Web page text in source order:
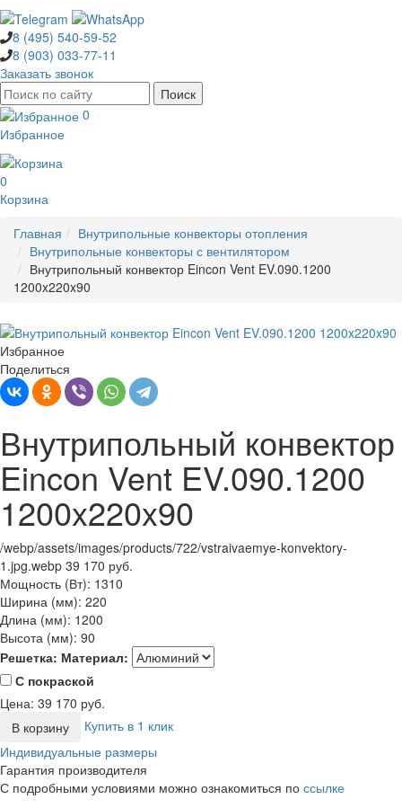
8 (495) 540-59-52
8 (903) 033-77-11
Заказать звонок
0
Избранное
0
Корзина
Главная
Внутрипольные конвекторы отопления
Внутрипольные конвекторы с вентилятором
Внутрипольный конвектор Eincon Vent EV.090.1200
1200x220x90
Избранное
Поделиться
Внутрипольный конвектор
Eincon Vent EV.090.1200
1200x220x90
/webp/assets/images/products/722/vstraivaemye-konvektory-
1.jpg.webp 39 170 руб.
Мощность (Вт): 1310
Ширина (мм): 220
Длина (мм): 1200
Высота (мм): 90
Решетка: Материал:
С покраской
Цена: 39 170 руб.
В корзину
Купить в 1 клик
Индивидуальные размеры
Гарантия производителя
С подробными условиями можно ознакомиться по ссылке